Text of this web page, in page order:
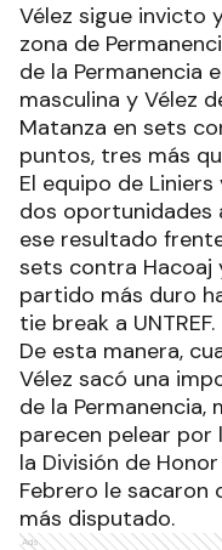
Vélez sigue invicto
zona de
de la Permanencia
masculina y Vélez
Matanza en sets
puntos, tres más
El equipo de
dos oportunidades
ese resultado
sets contra Hacoaj
partido más duro
tie break a UNTREF.
De esta manera,
Vélez sacó una
de la Permanencia,
parecen pelear por
la División de
Febrero le sacaron
más disputado.
Ads